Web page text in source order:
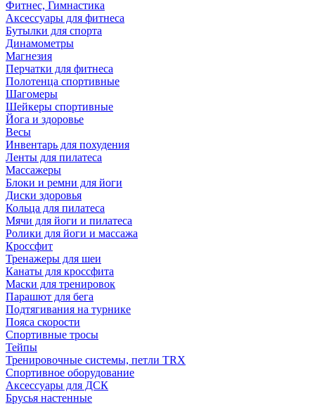
Фитнес, Гимнастика
Аксессуары для фитнеса
Бутылки для спорта
Динамометры
Магнезия
Перчатки для фитнеса
Полотенца спортивные
Шагомеры
Шейкеры спортивные
Йога и здоровье
Весы
Инвентарь для похудения
Ленты для пилатеса
Массажеры
Блоки и ремни для йоги
Диски здоровья
Кольца для пилатеса
Мячи для йоги и пилатеса
Ролики для йоги и массажа
Кроссфит
Тренажеры для шеи
Канаты для кроссфита
Маски для тренировок
Парашют для бега
Подтягивания на турнике
Пояса скорости
Спортивные тросы
Тейпы
Тренировочные системы, петли TRX
Спортивное оборудование
Аксессуары для ДСК
Брусья настенные